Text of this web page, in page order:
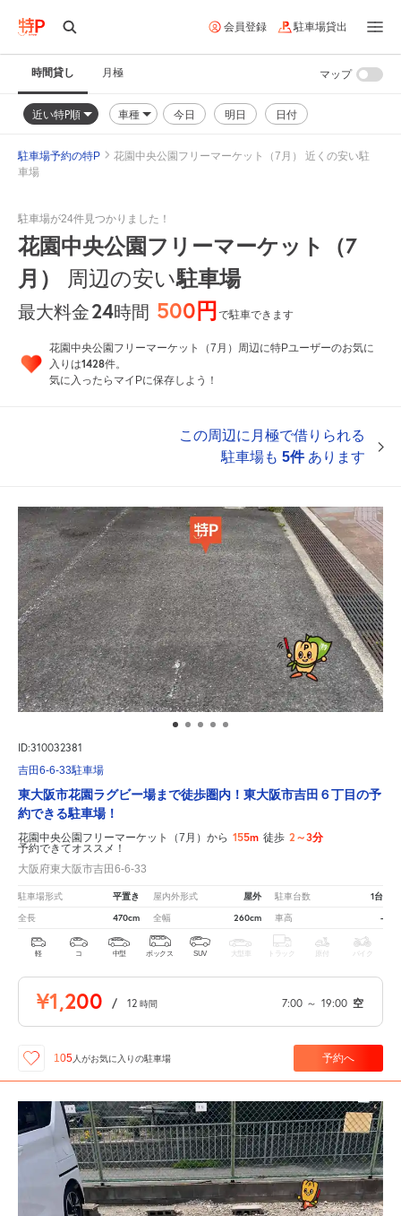
会員登録 駐車場貸出
時間貸し 月極
近い特P順 車種 今日 明日 日付
マップ
駐車場予約の特P
花園中央公園フリーマーケット（7月） 近くの安い駐
車場
駐車場が24件見つかりました！
花園中央公園フリーマーケット（7
月）
周辺の安い駐車場
最大料金24時間 500円で駐車できます
花園中央公園フリーマーケット（7月）周辺に特Pユーザーのお気に
入りは1428件。
気に入ったらマイPに保存しよう！
この周辺に月極で借りられる
駐車場も 5件あります
ID:310032381
吉田6-6-33駐車場
東大阪市花園ラグビー場まで徒歩圏内！東大阪市吉田６丁目の予
約できる駐車場！
花園中央公園フリーマーケット（7月）から 155m 徒歩 2～3分
予約できてオススメ！
大阪府東大阪市吉田6-6-33
駐車場形式 平置き 屋内外形式 屋外 駐車台数 1台
全長 470cm 全幅 260cm 車高 -
軽 コ 中型 ボックス SUV 大型車 トラック 原付 バイク
¥1,200 / 12 時間 7:00 ～ 19:00 空
105人がお気に入りの駐車場 予約へ